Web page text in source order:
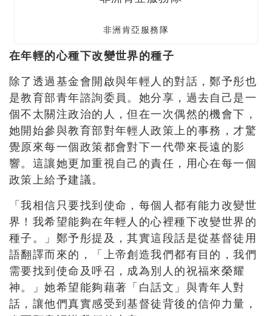
非洲肯亞服務隊
在年輕的心種下改變世界的種子
除了透過基金會開啟與年輕人的對話，鄭予彤也
是教育部青年諮詢委員。她分享，過去自己是一
個不太關注政治的人，但在一次偶然的機會下，
她開始參與教育部對年輕人政策上的事務，才驚
覺原來每一個政策都會對下一代帶來長遠的影
響。這讓她更加重視自己的責任，用心在每一個
政策上給予建議。
「我相信只要找到使命，每個人都有能力改變世
界！我希望能夠在年輕人的心裡種下改變世界的
種子。」鄭予彤提及，其實這段話是從基督徒用
語翻譯而來的，「上帝創造我們都有目的，我們
需要找到使命及呼召，成為別人的祝福來榮耀
神。」她希望能夠藉著「白話文」與青年人對
話，讓他們真實感受到基督徒背後的信仰力量，